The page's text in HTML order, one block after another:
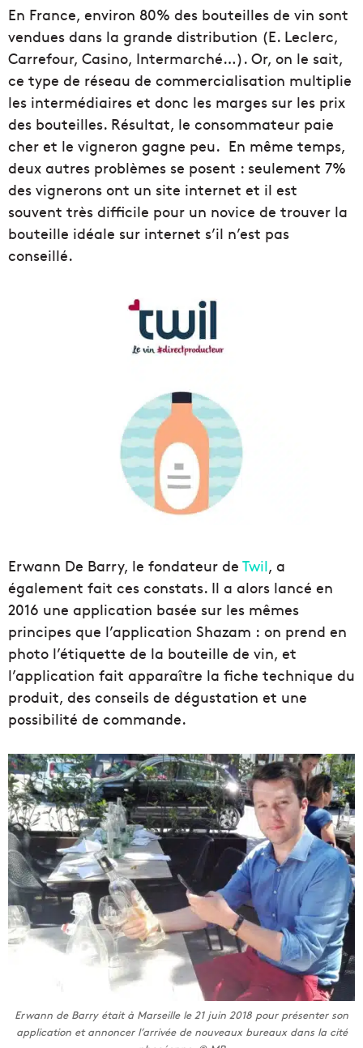
En France, environ 80% des bouteilles de vin sont
vendues dans la grande distribution (E. Leclerc,
Carrefour, Casino, Intermarché…). Or, on le sait,
ce type de réseau de commercialisation multiplie
les intermédiaires et donc les marges sur les prix
des bouteilles. Résultat, le consommateur paie
cher et le vigneron gagne peu. En même temps,
deux autres problèmes se posent : seulement 7%
des vignerons ont un site internet et il est
souvent très difficile pour un novice de trouver la
bouteille idéale sur internet s’il n’est pas
conseillé.
Erwann De Barry, le fondateur de Twil, a
également fait ces constats. Il a alors lancé en
2016 une application basée sur les mêmes
principes que l’application Shazam : on prend en
photo l’étiquette de la bouteille de vin, et
l’application fait apparaître la fiche technique du
produit, des conseils de dégustation et une
possibilité de commande.
Erwann de Barry était à Marseille le 21 juin 2018 pour présenter son
application et annoncer l’arrivée de nouveaux bureaux dans la cité